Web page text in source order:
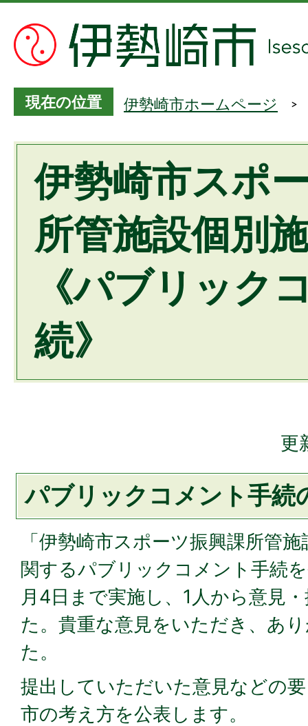
現在の位置 伊勢崎市ホームページ
伊勢崎市スポ
所管施設個別
《パブリック
続》
更
パブリックコメント手続
「伊勢崎市スポーツ振興課所管
関するパブリックコメント手続
月4日まで実施し、1人から意見
た。貴重な意見をいただき、あ
た。
提出していただいた意見などの
市の考え方を公表します。